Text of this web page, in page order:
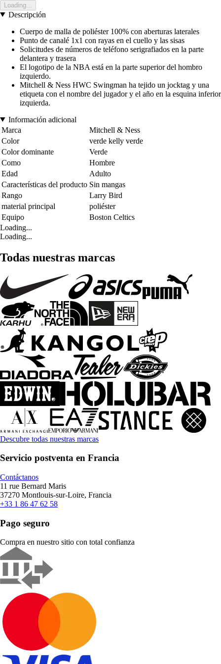
Loading...
Descripción
Cuerpo de malla de poliéster 100% con aberturas laterales
Punto de canalé 1x1 con rayas en el cuello y las sisas
Solicitudes de números de teléfono serigrafiados en la parte
delantera y trasera
El logotipo de la NBA está en la parte superior del hombro
izquierdo.
Mitchell & Ness HWC Swingman ha tejido un jocktag y una
etiqueta con el nombre del jugador y el año en la esquina inferior
izquierda.
Información adicional
Marca
Mitchell & Ness
Color
verde kelly verde
Color dominante
Verde
Como
Hombre
Edad
Adulto
Características del producto Sin mangas
Rango
Larry Bird
material principal
poliéster
Equipo
Boston Celtics
Loading...
Loading...
Todas nuestras marcas
Descubre todas nuestras marcas
Servicio postventa en Francia
Contáctanos
11 rue Bernard Maris
37270 Montlouis-sur-Loire, Francia
+33 1 86 47 62 58
Pago seguro
Compra en nuestro sitio con total confianza